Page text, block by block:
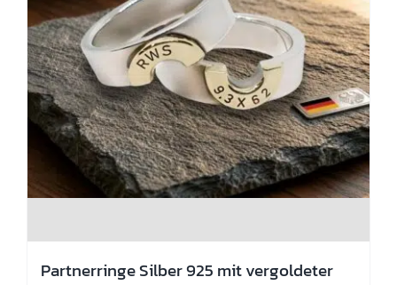
Partnerringe Silber 925 mit vergoldeter